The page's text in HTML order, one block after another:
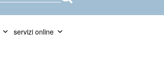
servizi online